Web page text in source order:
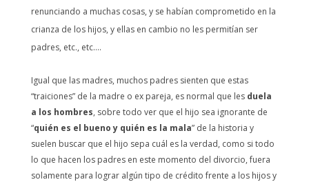
renunciando a muchas cosas, y se habían comprometido en la
crianza de los hijos, y ellas en cambio no les permitían ser
padres, etc., etc….
Igual que las madres, muchos padres sienten que estas
“traiciones” de la madre o ex pareja, es normal que les duela
a los hombres, sobre todo ver que el hijo sea ignorante de
“quién es el bueno y quién es la mala” de la historia y
suelen buscar que el hijo sepa cuál es la verdad, como si todo
lo que hacen los padres en este momento del divorcio, fuera
solamente para lograr algún tipo de crédito frente a los hijos y